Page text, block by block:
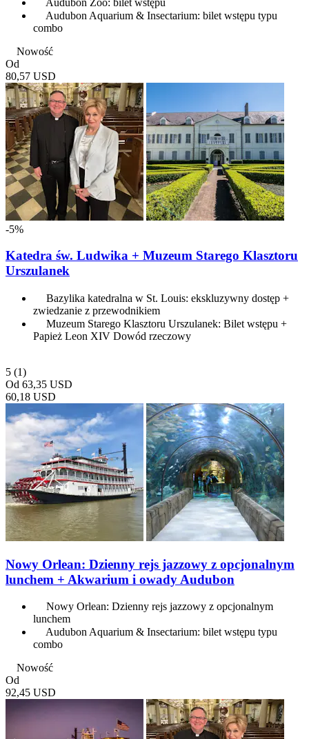
Audubon Aquarium & Insectarium: bilet wstępu typu
combo
Nowość
Od
80,57 USD
-5%
Katedra św. Ludwika + Muzeum Starego Klasztoru
Urszulanek
Bazylika katedralna w St. Louis: ekskluzywny dostęp +
zwiedzanie z przewodnikiem
Muzeum Starego Klasztoru Urszulanek: Bilet wstępu +
Papież Leon XIV Dowód rzeczowy
5 (1)
Od 63,35 USD
60,18 USD
Nowy Orlean: Dzienny rejs jazzowy z opcjonalnym
lunchem + Akwarium i owady Audubon
Nowy Orlean: Dzienny rejs jazzowy z opcjonalnym
lunchem
Audubon Aquarium & Insectarium: bilet wstępu typu
combo
Nowość
Od
92,45 USD